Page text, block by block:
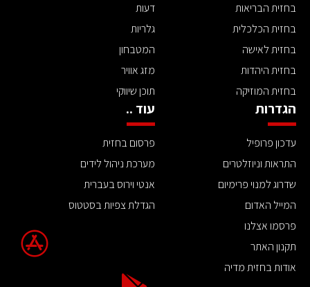
בחזית הבריאות
בחזית הכלכלית
בחזית לאישה
בחזית היהדות
בחזית המוזיקה
דעות
גלריות
המטבחון
מזג אוויר
תוכן שיווקי
הגדרות
עדכון פרופיל
התראות וניוזלטרים
שדרוג למנוי פרימיום
המייל האדום
פרסמו אצלנו
תקנון האתר
אודות בחזית מדיה
עוד ..
פרסום בחזית
מערכת ניהול לידים
אנטי וירוס בעברית
הגדלת צפיות בסטטוס